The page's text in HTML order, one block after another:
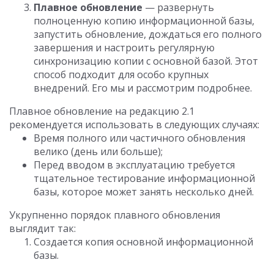
Плавное обновление — развернуть
полноценную копию информационной базы,
запустить обновление, дождаться его полного
завершения и настроить регулярную
синхронизацию копии с основной базой. Этот
способ подходит для особо крупных
внедрений. Его мы и рассмотрим подробнее.
Плавное обновление на редакцию 2.1
рекомендуется использовать в следующих случаях:
Время полного или частичного обновления
велико (день или больше);
Перед вводом в эксплуатацию требуется
тщательное тестирование информационной
базы, которое может занять несколько дней.
Укрупненно порядок плавного обновления
выглядит так:
Создается копия основной информационной
базы.